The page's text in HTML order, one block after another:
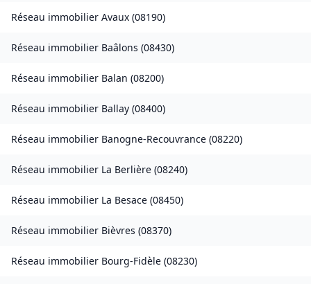
Réseau immobilier Avaux (08190)
Réseau immobilier Baâlons (08430)
Réseau immobilier Balan (08200)
Réseau immobilier Ballay (08400)
Réseau immobilier Banogne-Recouvrance (08220)
Réseau immobilier La Berlière (08240)
Réseau immobilier La Besace (08450)
Réseau immobilier Bièvres (08370)
Réseau immobilier Bourg-Fidèle (08230)